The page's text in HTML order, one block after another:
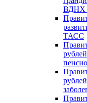
ВДНХ
ТАСС